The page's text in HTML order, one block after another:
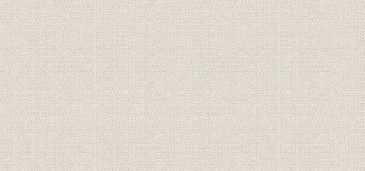
業務の拡大と組織の推移
第2節 奥羽線福島・青森間
1 建設の計画